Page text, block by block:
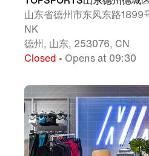
山东省德州市东风东路1899
NK
德州, 山东, 253076, CN
Closed • Opens at 09:30